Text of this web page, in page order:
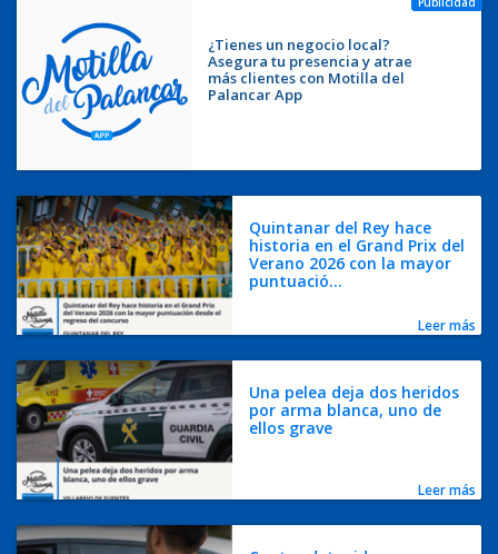
Publicidad
¿Tienes un negocio local?
Asegura tu presencia y atrae
más clientes con Motilla del
Palancar App
Quintanar del Rey hace
historia en el Grand Prix del
Verano 2026 con la mayor
puntuació...
Leer más
Una pelea deja dos heridos
por arma blanca, uno de
ellos grave
Leer más